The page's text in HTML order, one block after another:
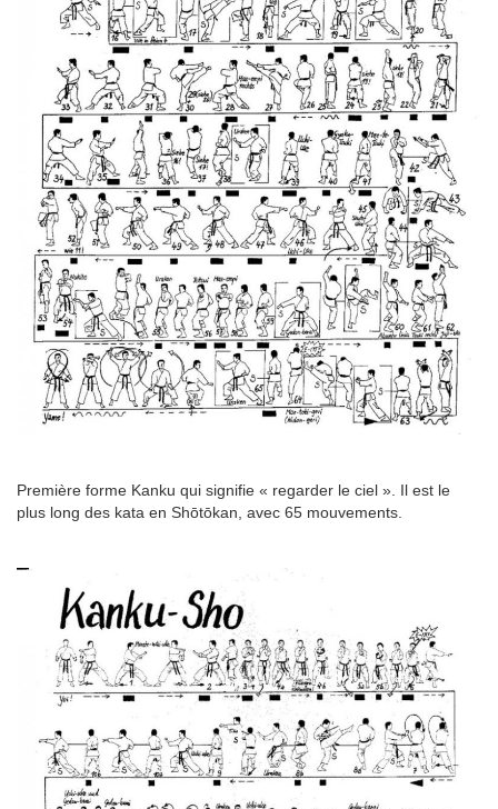
Première forme Kanku qui signifie « regarder le ciel ». Il est le
plus long des kata en Shōtōkan, avec 65 mouvements.